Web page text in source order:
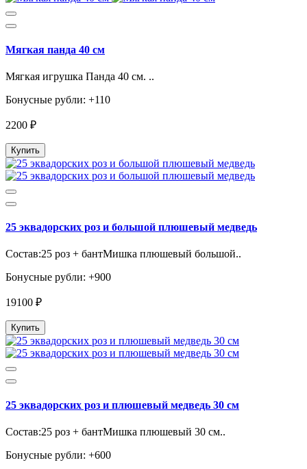
Мягкая панда 40 см
Мягкая игрушка Панда 40 см. ..
Бонусные рубли: +110
2200 ₽
Купить
25 эквадорских роз и большой плюшевый медведь
Состав:25 роз + бантМишка плюшевый большой..
Бонусные рубли: +900
19100 ₽
Купить
25 эквадорских роз и плюшевый медведь 30 см
Состав:25 роз + бантМишка плюшевый 30 см..
Бонусные рубли: +600